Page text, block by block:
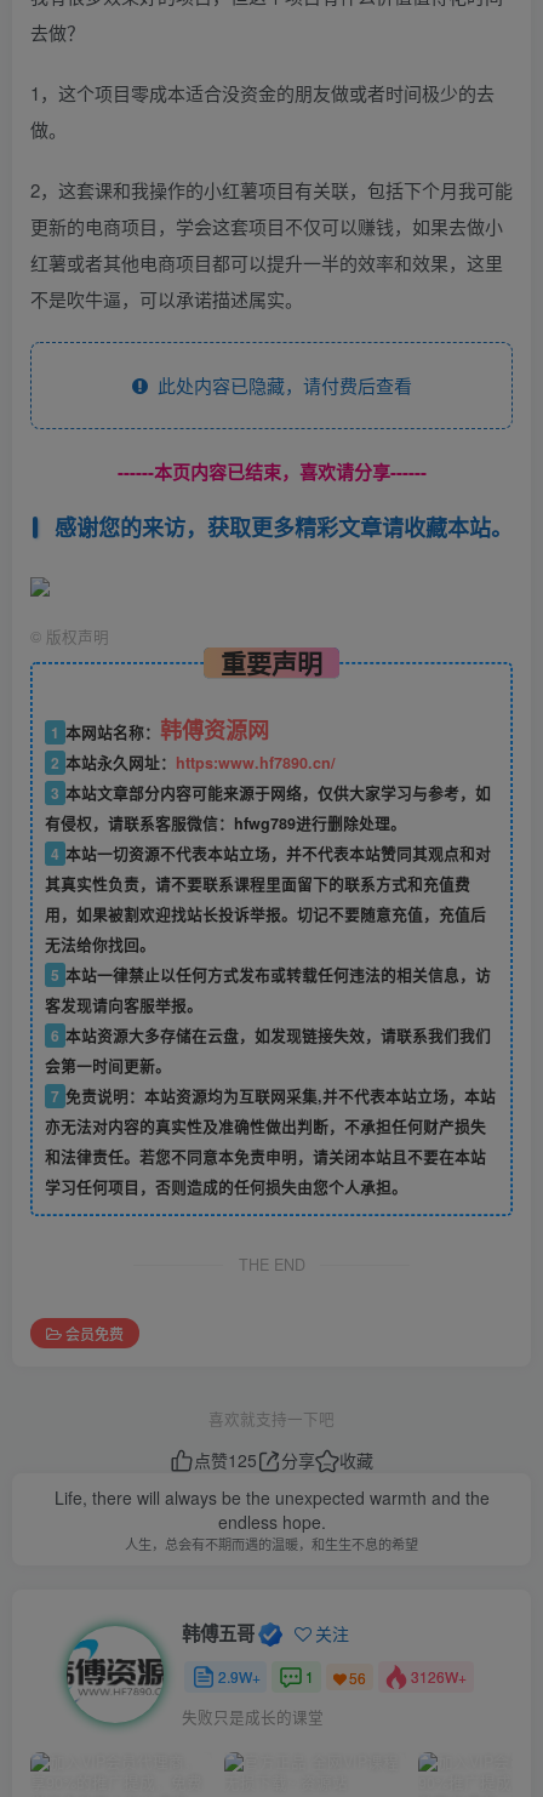
去做？
1，这个项目零成本适合没资金的朋友做或者时间极少的去
做。
2，这套课和我操作的小红薯项目有关联，包括下个月我可能
更新的电商项目，学会这套项目不仅可以赚钱，如果去做小
红薯或者其他电商项目都可以提升一半的效率和效果，这里
不是吹牛逼，可以承诺描述属实。
此处内容已隐藏，请付费后查看
------本页内容已结束，喜欢请分享------
感谢您的来访，获取更多精彩文章请收藏本站。
© 版权声明
重要声明
1 本网站名称： 韩傅资源网
2 本站永久网址： https:www.hf7890.cn/
3 本站文章部分内容可能来源于网络，仅供大家学习与参考，如
有侵权，请联系客服微信：hfwg789进行删除处理。
4 本站一切资源不代表本站立场，并不代表本站赞同其观点和对
其真实性负责，请不要联系课程里面留下的联系方式和充值费
用，如果被割欢迎找站长投诉举报。切记不要随意充值，充值后
无法给你找回。
5 本站一律禁止以任何方式发布或转载任何违法的相关信息，访
客发现请向客服举报。
6 本站资源大多存储在云盘，如发现链接失效，请联系我们我们
会第一时间更新。
7 免责说明：本站资源均为互联网采集,并不代表本站立场，本站
亦无法对内容的真实性及准确性做出判断，不承担任何财产损失
和法律责任。若您不同意本免责申明，请关闭本站且不要在本站
学习任何项目，否则造成的任何损失由您个人承担。
THE END
会员免费
喜欢就支持一下吧
点赞125 分享
收藏
Life, there will always be the unexpected warmth and the
endless hope.
人生，总会有不期而遇的温暖，和生生不息的希望
韩傅五哥 关注
2.9W+ 1 56 3126W+
失败只是成长的课堂